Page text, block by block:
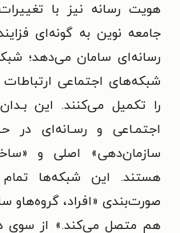
هویت رسانه نیز با
جامعه نوین به گونه‌ای
رسانه‌ای سامان می‌دهد؛
شبکه‌های اجتماعی ارتباطات
را تکمیل می‌کنند. این
اجتمـاعی و رسـانه‌ای در
سازمان‌دهی» اصلی و
هستند. این شبکه‌ها
صورت‌بندی «افراد، گروه‌هاو
هم متصل می‌کند.» از سوی